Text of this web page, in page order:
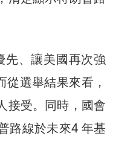
、讓美國再次強
從選舉結果來看，
接受。同時，國會
路線於未來4 年基